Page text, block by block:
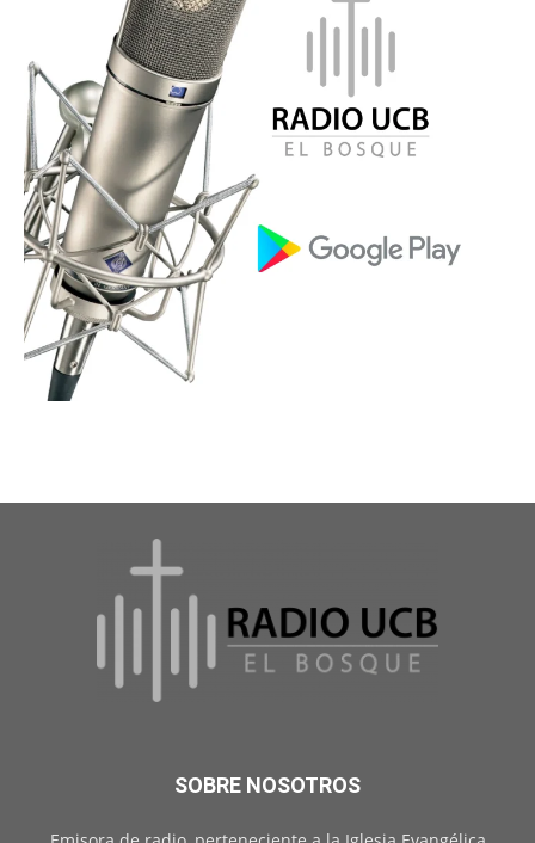
SOBRE NOSOTROS